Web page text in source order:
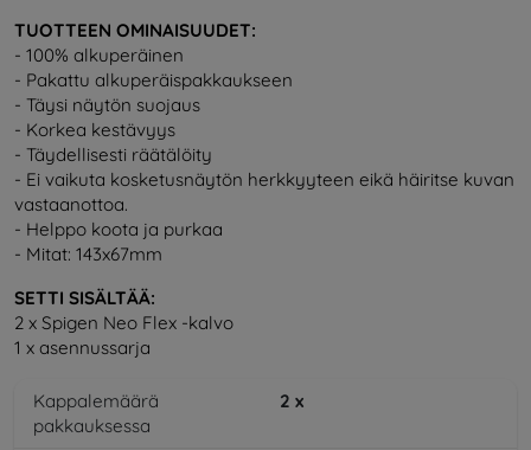
TUOTTEEN OMINAISUUDET:
- 100% alkuperäinen
- Pakattu alkuperäispakkaukseen
- Täysi näytön suojaus
- Korkea kestävyys
- Täydellisesti räätälöity
- Ei vaikuta kosketusnäytön herkkyyteen eikä häiritse kuvan
vastaanottoa.
- Helppo koota ja purkaa
- Mitat: 143x67mm
SETTI SISÄLTÄÄ:
2 x Spigen Neo Flex -kalvo
1 x asennussarja
Kappalemäärä
pakkauksessa
2 x